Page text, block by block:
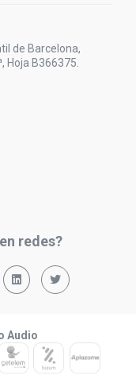
de Barcelona,
Hoja B366375.
redes?
Audio